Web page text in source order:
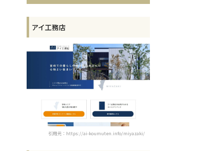
アイ工務店
引用元：https://ai-koumuten.info/miyazaki/